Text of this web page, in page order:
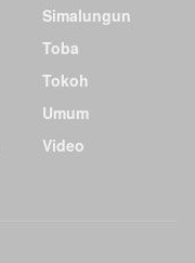
Simalungun
Toba
Tokoh
Umum
Video